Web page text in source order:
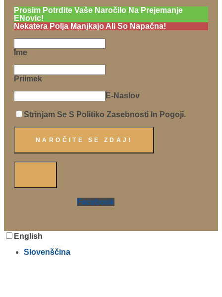
Prosim Potrdite Vaše Naročilo Na Prejemanje
ENovic!
Nekatera Polja Manjkajo Ali So Napačna!
Ime
Priimek
E-Naslov
Strinjam Se S Politiko Zasebnosti In Pogoji.
Facebook
English
Slovenščina